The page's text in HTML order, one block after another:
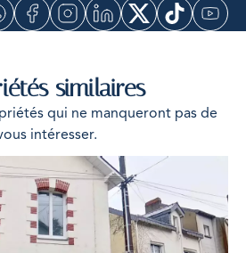
similaires
qui ne manqueront pas de
intéresser.